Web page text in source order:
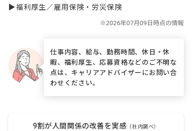
▶福利厚生／雇用保険・労災保険
仕事内容、給与、勤務時間、休日・休
暇、福利厚生、応募資格などのご不明な
点は、キャリアアドバイザーにお問い合
わせください。
9割が人間関係の改善を実感 （社内調べ）